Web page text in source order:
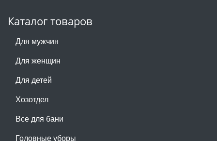
Каталог товаров
Для мужчин
Для женщин
Для детей
Хозотдел
Все для бани
Головные уборы